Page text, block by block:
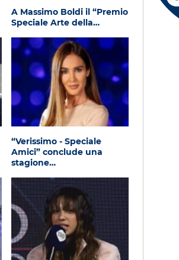
A Massimo Boldi il “Premio
Speciale Arte della…
“Verissimo - Speciale
Amici” conclude una
stagione…